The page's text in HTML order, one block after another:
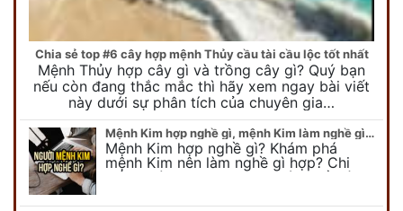
Chia sẻ top #6 cây hợp mệnh Thủy cầu tài cầu lộc tốt nhất
Mệnh Thủy hợp cây gì và trồng cây gì? Quý bạn
nếu còn đang thắc mắc thì hãy xem ngay bài viết
này dưới sự phân tích của chuyên gia…
Mệnh Kim hợp nghề gì, mệnh Kim làm nghề gì để #Phát Tài Lộc
Mệnh Kim hợp nghề gì? Khám phá
mệnh Kim nên làm nghề gì hợp? Chi
tiết người mang kim hợp với nghề gì sẽ